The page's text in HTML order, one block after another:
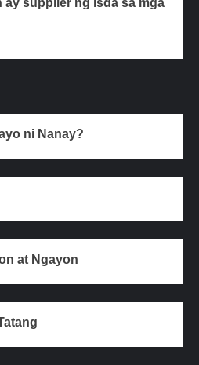
ay supplier ng isda sa mga
ni Nanay?
at Ngayon